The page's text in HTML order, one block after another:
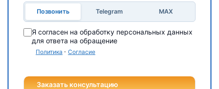
Позвонить Telegram MAX
Я согласен на обработку персональных данных
для ответа на обращение
Политика · Согласие
Заказать консультацию